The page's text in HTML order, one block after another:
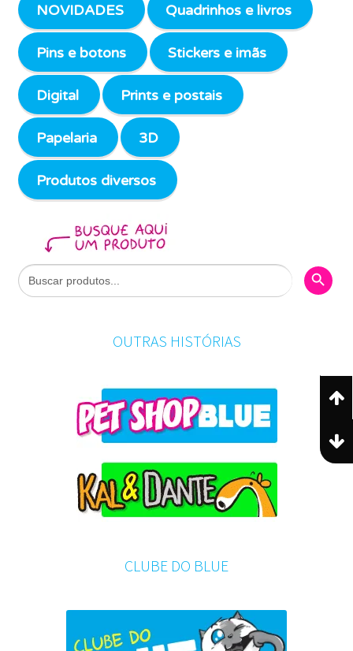
NOVIDADES Quadrinhos e livros
Pins e botons Stickers e imãs
Digital Prints e postais
Papelaria 3D
Produtos diversos
Search
for:
Search
OUTRAS HISTÓRIAS
CLUBE DO BLUE